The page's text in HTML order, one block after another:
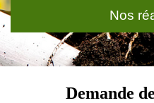
Nos
Demande